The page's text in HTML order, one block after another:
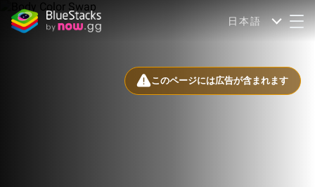
日本語
このページには広告が含まれます